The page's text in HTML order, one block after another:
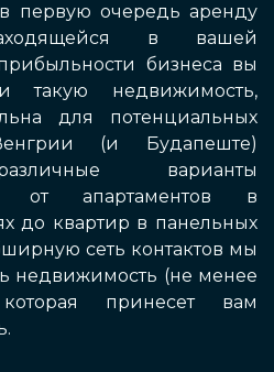
первую очередь аренду
в вашей
бизнеса вы
такую недвижимость,
для потенциальных
(и Будапеште)
варианты
от апартаментов в
до квартир в панельных
сеть контактов мы
недвижимость (не менее
принесет вам